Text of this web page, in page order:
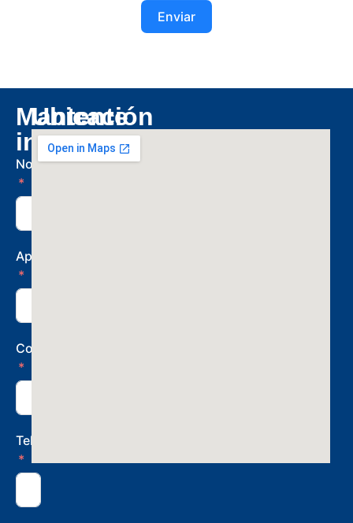
Enviar
Mantente
informado
Nombre
Apellido
Correo
Teléfono
Ubicación